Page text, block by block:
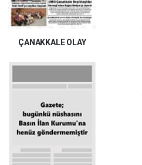
ÇANAKKALE OLAY